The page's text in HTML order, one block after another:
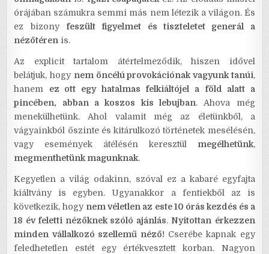
órájában számukra semmi más nem létezik a világon. És
ez bizony feszült figyelmet és tiszteletet generál a
nézőtéren is.
Az explicit tartalom átértelmeződik, hiszen idővel
belátjuk, hogy nem öncélú provokációnak vagyunk tanúi,
hanem ez ott egy hatalmas felkiáltójel a föld alatt a
pincében, abban a koszos kis lebujban. Ahova még
menekülhetünk. Ahol valamit még az életünkből, a
vágyainkból őszinte és kitárulkozó történetek mesélésén,
vagy események átélésén keresztül megélhetünk,
megmenthetünk magunknak.
Kegyetlen a világ odakinn, szóval ez a kabaré egyfajta
kiáltvány is egyben. Ugyanakkor a fentiekből az is
következik, hogy nem véletlen az este 10 órás kezdés és a
18 év feletti nézőknek szóló ajánlás.Nyitottan érkezzen
minden vállalkozó szellemű néző! Cserébe kapnak egy
feledhetetlen estét egy értékvesztett korban. Nagyon